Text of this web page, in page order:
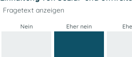
Fragetext anzeigen
Nein Eher nein